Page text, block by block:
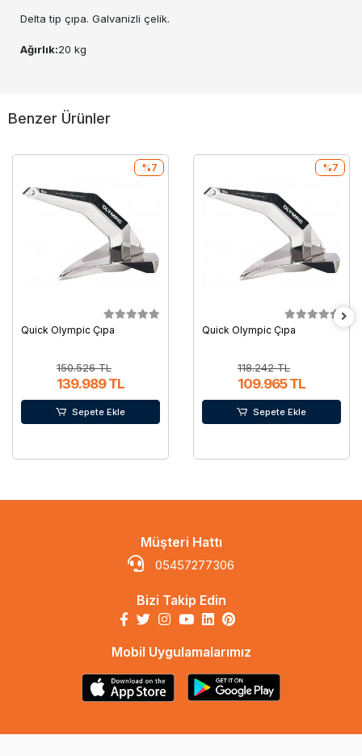
Delta tip çıpa. Galvanizli çelik.
Ağırlık:20 kg
Benzer Ürünler
Quick Olympic Çıpa
150.526 TL
139.989 TL
%7
Sepete Ekle
Quick Olympic Çıpa
118.242 TL
109.965 TL
%7
Sepete Ekle
Müşteri Hattı
05457277306
Bizi Takip Edin
Mobil Uygulamalarımız